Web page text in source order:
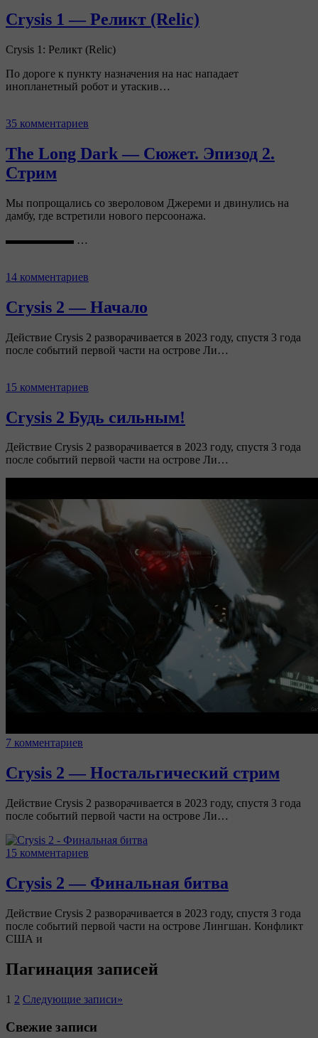
Crysis 1 — Реликт (Relic)
Crysis 1: Реликт (Relic)
По дороге к пункту назначения на нас нападает
инопланетный робот и утаскив…
35 комментариев
The Long Dark — Сюжет. Эпизод 2.
Стрим
Мы попрощались со звероловом Джереми и двинулись на
дамбу, где встретили нового персоонажа.
▬▬▬▬▬▬ …
14 комментариев
Crysis 2 — Начало
Действие Crysis 2 разворачивается в 2023 году, спустя 3 года
после событий первой части на острове Ли…
15 комментариев
Crysis 2 Будь сильным!
Действие Crysis 2 разворачивается в 2023 году, спустя 3 года
после событий первой части на острове Ли…
7 комментариев
Crysis 2 — Ностальгический стрим
Действие Crysis 2 разворачивается в 2023 году, спустя 3 года
после событий первой части на острове Ли…
15 комментариев
Crysis 2 — Финальная битва
Действие Crysis 2 разворачивается в 2023 году, спустя 3 года
после событий первой части на острове Лингшан. Конфликт
США и
Пагинация записей
1 2 Следующие записи»
Свежие записи